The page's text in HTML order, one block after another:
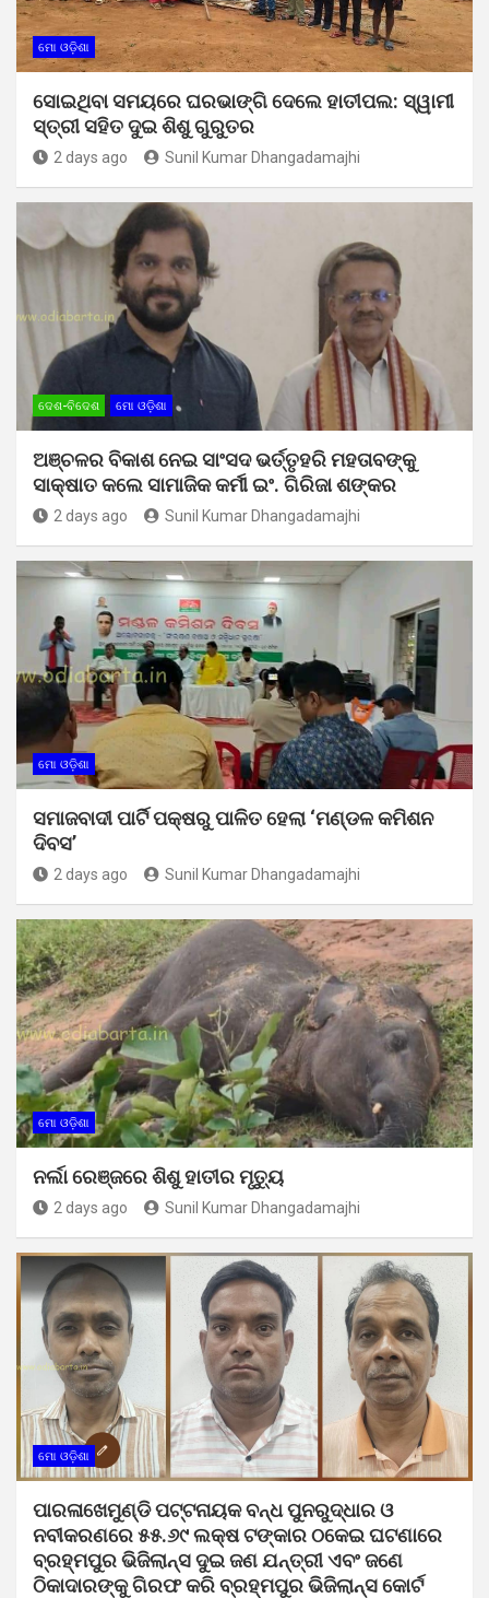
ମୋ ଓଡ଼ିଶା
ସୋଇଥିବା ସମୟରେ ଘରଭାଙ୍ଗି ଦେଲେ ହାତୀପଲ: ସ୍ୱାମୀ
ସ୍ତ୍ରୀ ସହିତ ଦୁଇ ଶିଶୁ ଗୁରୁତର
2 days ago Sunil Kumar Dhangadamajhi
ଦେଶ-ବିଦେଶ ମୋ ଓଡ଼ିଶା
ଅଞ୍ଚଳର ବିକାଶ ନେଇ ସାଂସଦ ଭର୍ତ୍ତୃହରି ମହତାବଙ୍କୁ
ସାକ୍ଷାତ କଲେ ସାମାଜିକ କର୍ମୀ ଇଂ. ଗିରିଜା ଶଙ୍କର
2 days ago Sunil Kumar Dhangadamajhi
ମୋ ଓଡ଼ିଶା
ସମାଜବାଦୀ ପାର୍ଟି ପକ୍ଷରୁ ପାଳିତ ହେଲା ‘ମଣ୍ଡଳ କମିଶନ
ଦିବସ’
2 days ago Sunil Kumar Dhangadamajhi
ମୋ ଓଡ଼ିଶା
ନର୍ଲା ରେଞ୍ଜରେ ଶିଶୁ ହାତୀର ମୃତ୍ୟୁ
2 days ago Sunil Kumar Dhangadamajhi
ମୋ ଓଡ଼ିଶା
ପାରଳାଖେମୁଣ୍ଡି ପଟ୍ଟନାୟକ ବନ୍ଧ ପୁନରୁଦ୍ଧାର ଓ
ନବୀକରଣରେ ୫୫.୬୯ ଲକ୍ଷ ଟଙ୍କାର ଠକେଇ ଘଟଣାରେ
ବ୍ରହ୍ମପୁର ଭିଜିଲାନ୍ସ ଦୁଇ ଜଣ ଯନ୍ତ୍ରୀ ଏବଂ ଜଣେ
ଠିକାଦାରଙ୍କୁ ଗିରଫ କରି ବ୍ରହ୍ମପୁର ଭିଜିଲାନ୍ସ କୋର୍ଟ